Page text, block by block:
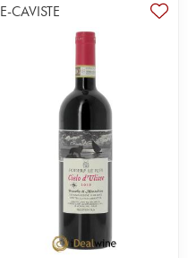
E-CAVISTE